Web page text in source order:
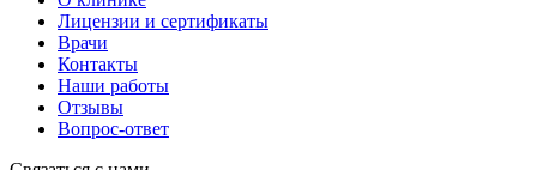
Лицензии и сертификаты
Врачи
Контакты
Наши работы
Отзывы
Вопрос-ответ